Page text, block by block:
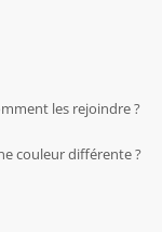
les rejoindre ?
couleur différente ?